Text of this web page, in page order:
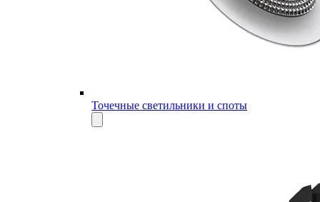
Точечные светильники и споты